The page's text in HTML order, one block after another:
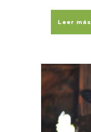
Leer más